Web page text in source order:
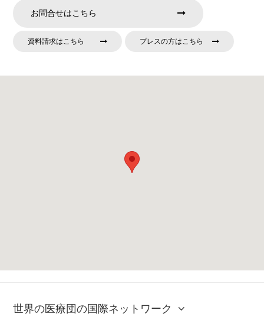
お問合せはこちら
資料請求はこちら プレスの方はこちら
世界の医療団の国際ネットワーク